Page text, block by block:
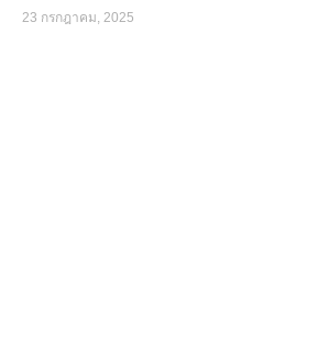
23 กรกฎาคม, 2025